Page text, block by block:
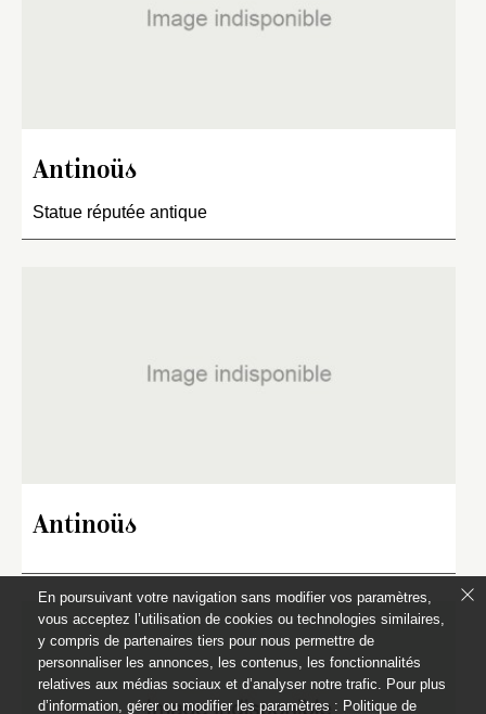
Antinoüs
Statue réputée antique
Antinoüs
En poursuivant votre navigation sans modifier vos paramètres,
vous acceptez l’utilisation de cookies ou technologies similaires,
y compris de partenaires tiers pour nous permettre de
personnaliser les annonces, les contenus, les fonctionnalités
relatives aux médias sociaux et d’analyser notre trafic. Pour plus
d’information, gérer ou modifier les paramètres : Politique de